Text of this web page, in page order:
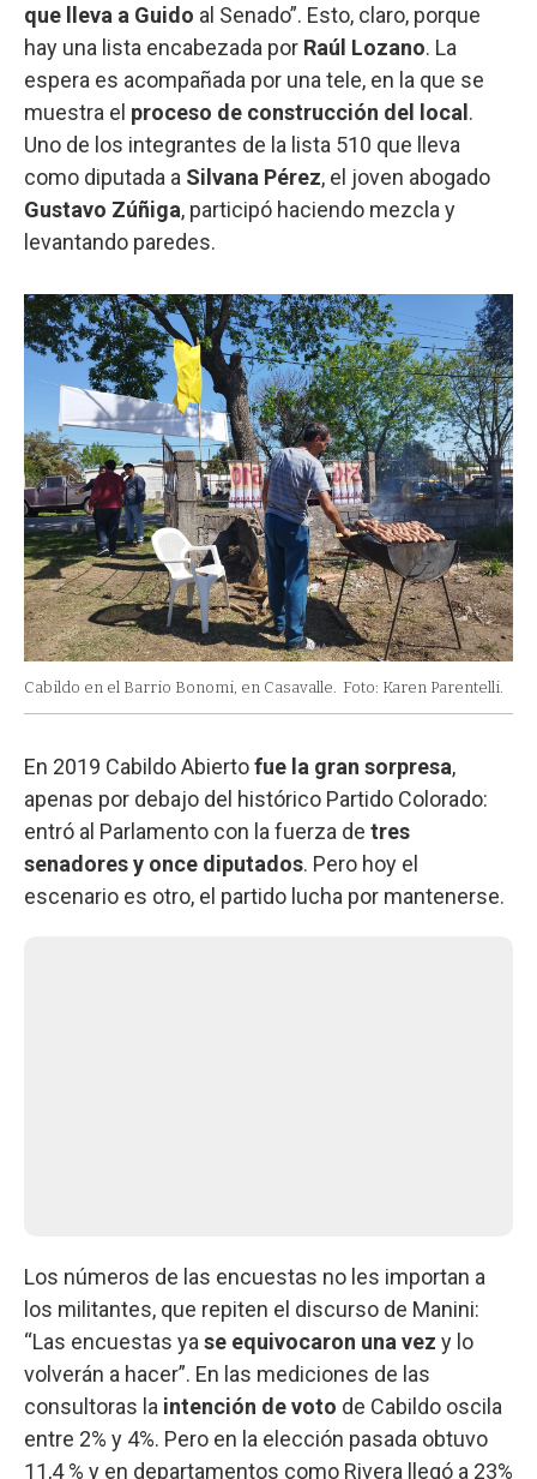
que lleva a Guido al Senado”. Esto, claro, porque
hay una lista encabezada por Raúl Lozano. La
espera es acompañada por una tele, en la que se
muestra el proceso de construcción del local .
Uno de los integrantes de la lista 510 que lleva
como diputada a Silvana Pérez, el joven abogado
Gustavo Zúñiga, participó haciendo mezcla y
levantando paredes.
Cabildo en el Barrio Bonomi, en Casavalle. Foto: Karen Parentelli.
En 2019 Cabildo Abiertofue la gran sorpresa,
apenas por debajo del histórico Partido Colorado:
entró al Parlamento con la fuerza de tres
senadores y once diputados. Pero hoy el
escenario es otro, el partido lucha por mantenerse.
Los números de las encuestas no les importan a
los militantes, que repiten el discurso de Manini:
“Las encuestas ya se equivocaron una vez y lo
volverán a hacer”. En las mediciones de las
consultoras la intención de voto de Cabildo oscila
entre 2% y 4%. Pero en la elección pasada obtuvo
11,4 % y en departamentos como Rivera llegó a 23%